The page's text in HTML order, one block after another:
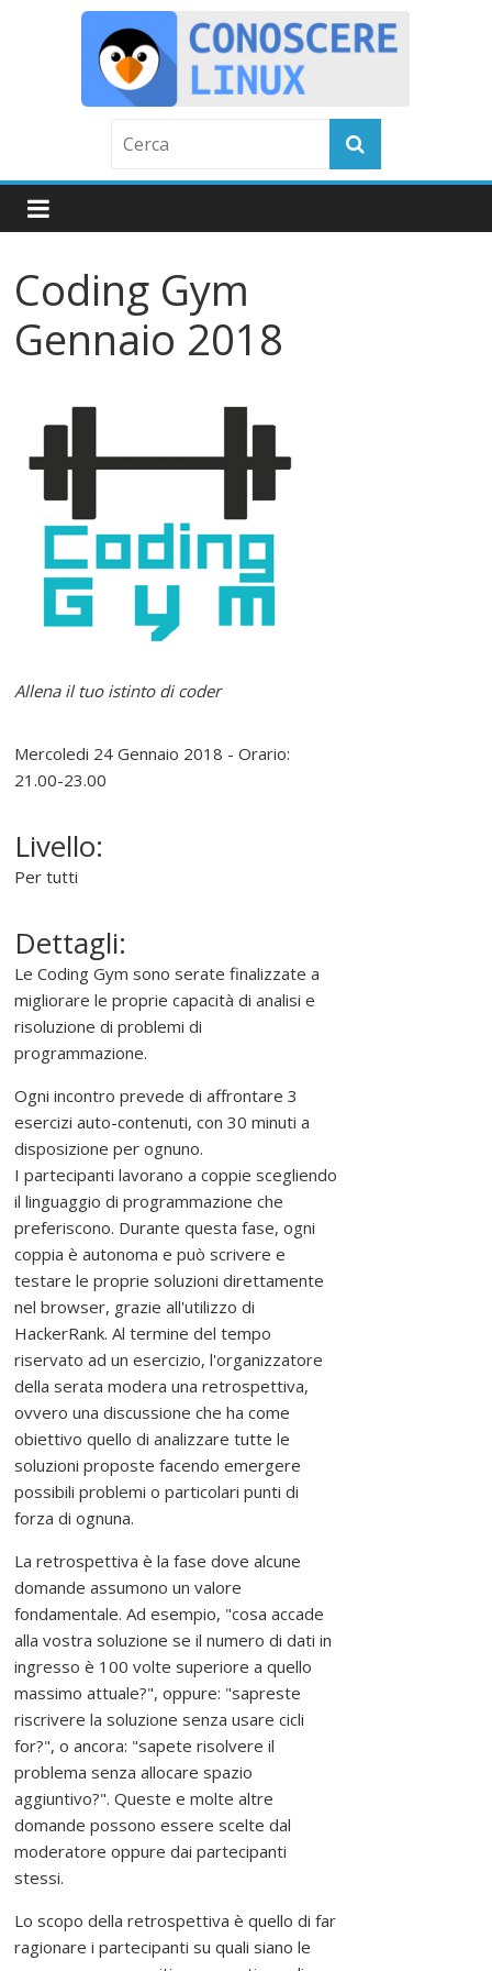
o
n
o
s
c
l
i
n
u
x
P
r
o
m
u
o
v
e
r
e
,
s
o
s
t
e
n
e
r
e
e
d
f
f
o
n
d
e
r
e
l
'
u
s
o
d
e
Coding Gym
Gennaio 2018
Allena il tuo istinto di coder
Mercoledi 24 Gennaio 2018 - Orario:
21.00-23.00
Livello:
Per tutti
Dettagli:
Le Coding Gym sono serate finalizzate a
migliorare le proprie capacità di analisi e
risoluzione di problemi di
programmazione.
Ogni incontro prevede di affrontare 3
esercizi auto-contenuti, con 30 minuti a
disposizione per ognuno.
I partecipanti lavorano a coppie scegliendo
il linguaggio di programmazione che
preferiscono. Durante questa fase, ogni
coppia è autonoma e può scrivere e
testare le proprie soluzioni direttamente
nel browser, grazie all'utilizzo di
HackerRank. Al termine del tempo
riservato ad un esercizio, l'organizzatore
della serata modera una retrospettiva,
ovvero una discussione che ha come
obiettivo quello di analizzare tutte le
soluzioni proposte facendo emergere
possibili problemi o particolari punti di
forza di ognuna.
La retrospettiva è la fase dove alcune
domande assumono un valore
fondamentale. Ad esempio, "cosa accade
alla vostra soluzione se il numero di dati in
ingresso è 100 volte superiore a quello
massimo attuale?", oppure: "sapreste
riscrivere la soluzione senza usare cicli
for?", o ancora: "sapete risolvere il
problema senza allocare spazio
aggiuntivo?". Queste e molte altre
domande possono essere scelte dal
moderatore oppure dai partecipanti
stessi.
Lo scopo della retrospettiva è quello di far
ragionare i partecipanti su quali siano le